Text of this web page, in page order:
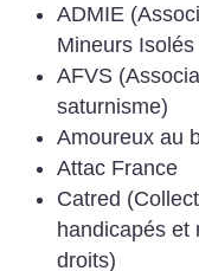
ADMIE
Mineurs
AFVS
saturnisme)
Amoureux au
Attac France
Catred
handicapés et
droits)